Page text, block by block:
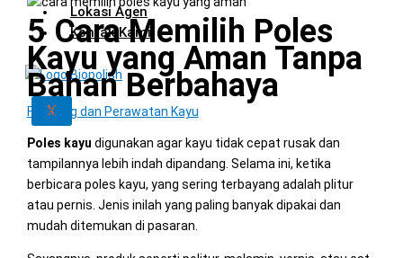
Lokasi Agen
Kontak Kami
X
5 Cara Memilih Poles
Kayu yang Aman Tanpa
Bahan Berbahaya
Finishing dan Perawatan Kayu
Poles kayu digunakan agar kayu tidak cepat rusak dan
tampilannya lebih indah dipandang. Selama ini, ketika
berbicara poles kayu, yang sering terbayang adalah plitur
atau pernis. Jenis inilah yang paling banyak dipakai dan
mudah ditemukan di pasaran.